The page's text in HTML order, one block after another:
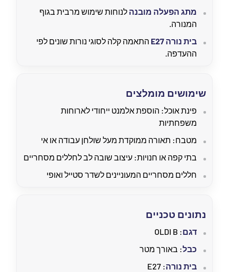
מתג הפעלה מובנה לנוחות שימוש מרבית בגוף
המנורה.
בית נורה E27
התאמה קלה לסוגי נורות שונים לפי
ההעדפה.
שימושים מומלצים
פינת אוכל: הוספת אלמנט ייחודי לארוחות
משפחתיות
מטבח: תאורה ממוקדת מעל שולחן עבודה או אי
בתי קפה או חנויות: עיצוב שובה לב לחללים מסחריים
חללים מסחריים המעוניינים לשדר סטייל ואופי
נתונים טכניים
דגם: OLDI B
כבל: באורך מטר
בית נורה: E27